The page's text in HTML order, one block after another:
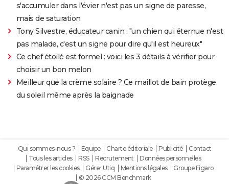
s'accumuler dans l'évier n'est pas un signe de paresse,
mais de saturation
Tony Silvestre, éducateur canin : "un chien qui éternue n'est
pas malade, c'est un signe pour dire qu'il est heureux"
Ce chef étoilé est formel : voici les 3 détails à vérifier pour
choisir un bon melon
Meilleur que la crème solaire ? Ce maillot de bain protège
du soleil même après la baignade
Qui sommes-nous ? Equipe Charte éditoriale Publicité
Contact
Tous les articles
RSS Recrutement
Données personnelles
Paramétrer les cookies
Gérer Utiq Mentions légales
Groupe Figaro
© 2026 CCM Benchmark